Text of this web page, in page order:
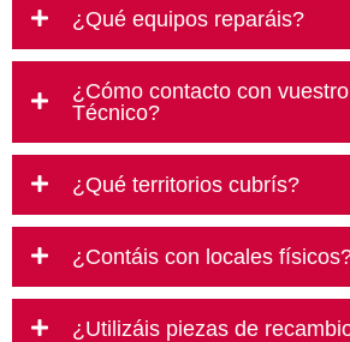
¿Qué equipos reparáis?
¿Cómo contacto con
Técnico?
¿Qué territorios cubrís?
¿Contáis con locales
¿Utilizáis piezas de